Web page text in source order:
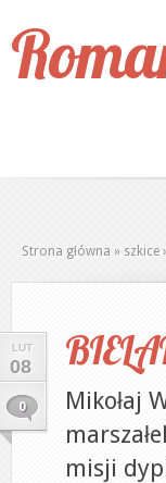
Strona główna » szkice
LUT
08
0
Mikołaj
misji